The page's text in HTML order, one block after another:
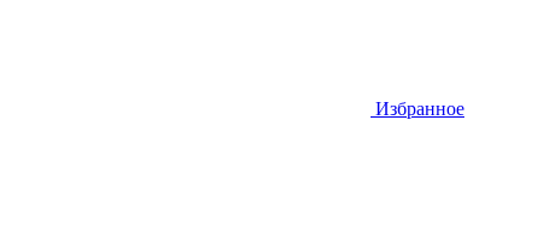
Избранное